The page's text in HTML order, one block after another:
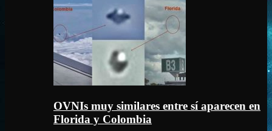
OVNIs muy similares entre sí aparecen en
Florida y Colombia